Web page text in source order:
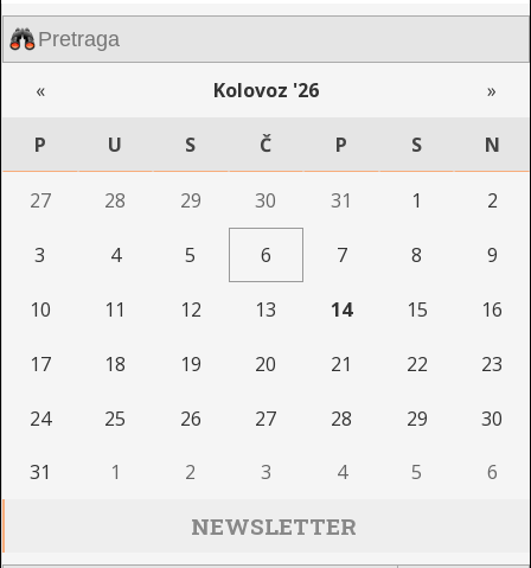
« Kolovoz '26 »
P U S Č P S N
27 28 29 30 31 1 2
3 4 5 6 7 8 9
10 11 12 13 14 15 16
17 18 19 20 21 22 23
24 25 26 27 28 29 30
31 1 2 3 4 5 6
NEWSLETTER